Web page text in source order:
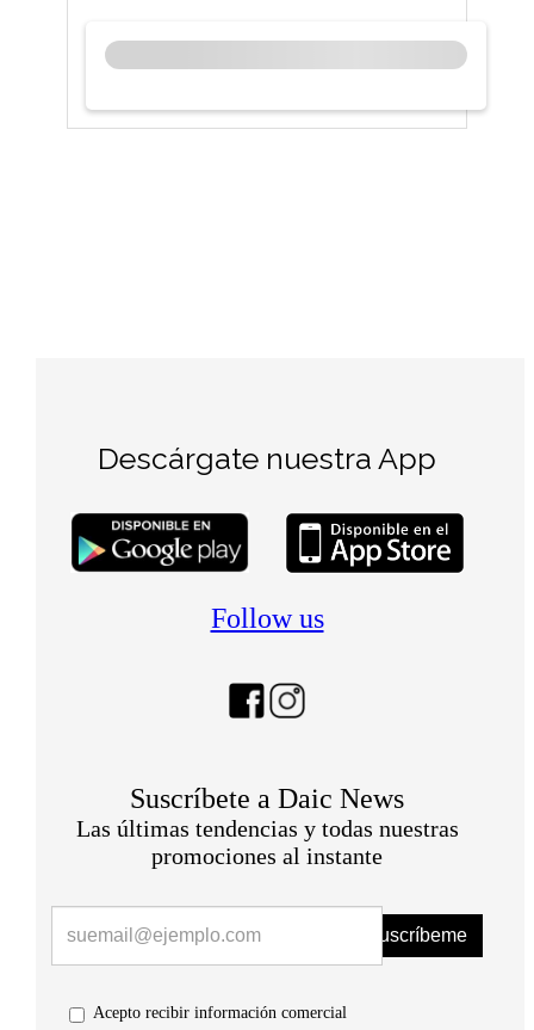
Descárgate nuestra App
Follow us
Suscríbete a Daic News
Las últimas tendencias y todas nuestras
promociones al instante
Suscríbeme
Acepto recibir información comercial